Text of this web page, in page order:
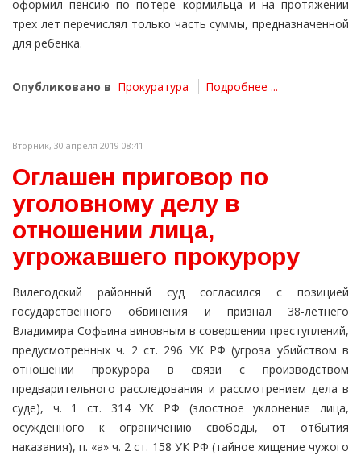
оформил пенсию по потере кормильца и на протяжении
трех лет перечислял только часть суммы, предназначенной
для ребенка.
Опубликовано в Прокуратура Подробнее ...
Вторник, 30 апреля 2019 08:41
Оглашен приговор по
уголовному делу в
отношении лица,
угрожавшего прокурору
Вилегодский районный суд согласился с позицией
государственного обвинения и признал 38-летнего
Владимира Софьина виновным в совершении преступлений,
предусмотренных ч. 2 ст. 296 УК РФ (угроза убийством в
отношении прокурора в связи с производством
предварительного расследования и рассмотрением дела в
суде), ч. 1 ст. 314 УК РФ (злостное уклонение лица,
осужденного к ограничению свободы, от отбытия
наказания), п. «а» ч. 2 ст. 158 УК РФ (тайное хищение чужого